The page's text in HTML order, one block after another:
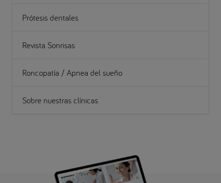
Prótesis dentales
Revista Sonrisas
Roncopatía / Apnea del sueño
Sobre nuestras clínicas